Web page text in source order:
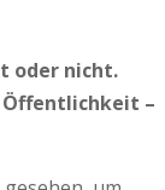
oder nicht.
Öffentlichkeit –